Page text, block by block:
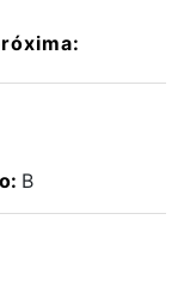
B